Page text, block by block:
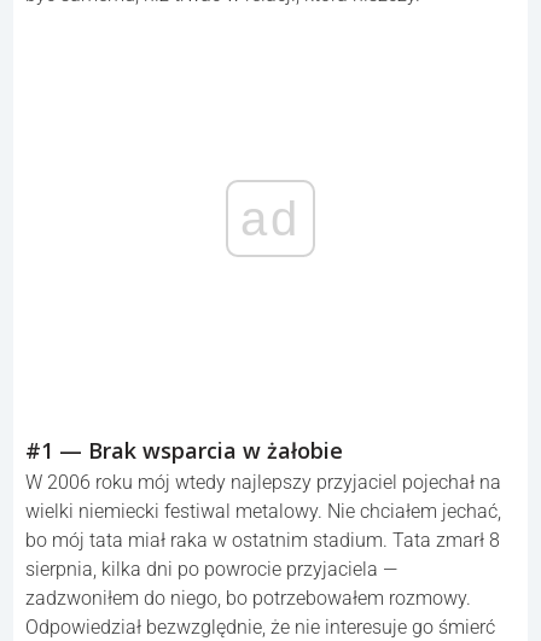
ad
#1 — Brak wsparcia w żałobie
W 2006 roku mój wtedy najlepszy przyjaciel pojechał na
wielki niemiecki festiwal metalowy. Nie chciałem jechać,
bo mój tata miał raka w ostatnim stadium. Tata zmarł 8
sierpnia, kilka dni po powrocie przyjaciela —
zadzwoniłem do niego, bo potrzebowałem rozmowy.
Odpowiedział bezwzględnie, że nie interesuje go śmierć